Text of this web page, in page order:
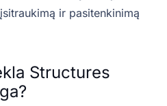
ir pasitenkinimą
Structures